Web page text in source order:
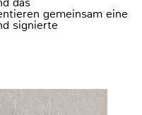
gemeinsam eine
signierte